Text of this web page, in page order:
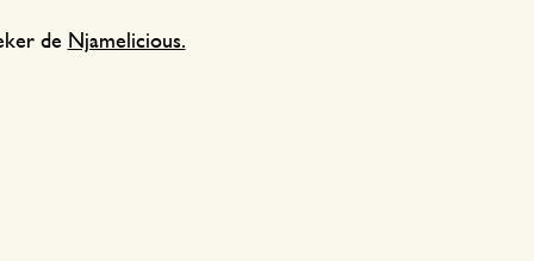
de Njamelicious.